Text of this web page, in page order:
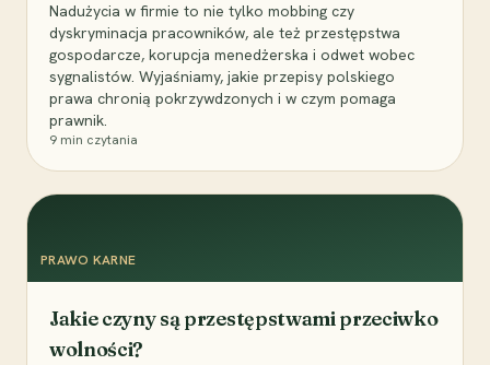
Nadużycia w firmie to nie tylko mobbing czy
dyskryminacja pracowników, ale też przestępstwa
gospodarcze, korupcja menedżerska i odwet wobec
sygnalistów. Wyjaśniamy, jakie przepisy polskiego
prawa chronią pokrzywdzonych i w czym pomaga
prawnik.
9 min czytania
PRAWO KARNE
Jakie czyny są przestępstwami przeciwko
wolności?